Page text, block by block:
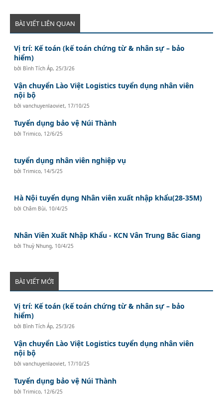
BÀI VIẾT LIÊN QUAN
Vị trí: Kế toán (kế toán chứng từ & nhân sự – bảo
hiểm)
bởi Bình Tích Áp, 25/3/26
Vận chuyển Lào Việt Logistics tuyển dụng nhân viên
nội bộ
bởivanchuyenlaoviet, 17/10/25
Tuyển dụng bảo vệ Núi Thành
bởiTrimico, 12/6/25
tuyển dụng nhân viên nghiệp vụ
bởiTrimico, 14/5/25
Hà Nội tuyển dụng Nhân viên xuất nhập khẩu(28-35M)
bởiChâm Bùi, 10/4/25
Nhân Viên Xuất Nhập Khẩu - KCN Vân Trung Bắc Giang
bởiThuỳ Nhung, 10/4/25
BÀI VIẾT MỚI
Vị trí: Kế toán (kế toán chứng từ & nhân sự – bảo
hiểm)
bởi Bình Tích Áp, 25/3/26
Vận chuyển Lào Việt Logistics tuyển dụng nhân viên
nội bộ
bởivanchuyenlaoviet, 17/10/25
Tuyển dụng bảo vệ Núi Thành
bởiTrimico, 12/6/25